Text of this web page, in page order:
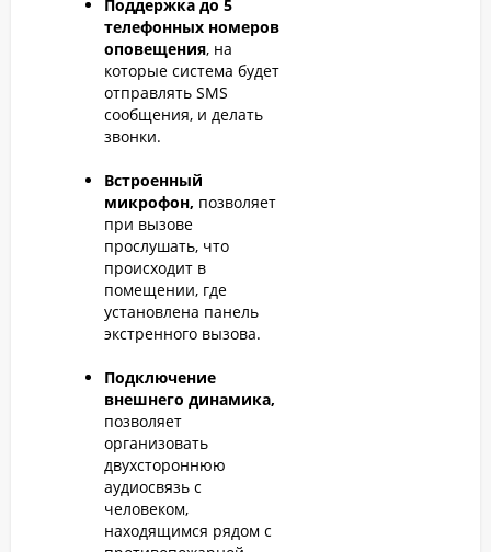
Поддержка до 5
телефонных номеров
оповещения, на
которые система будет
отправлять SMS
сообщения, и делать
звонки.
Встроенный
микрофон, позволяет
при вызове
прослушать, что
происходит в
помещении, где
установлена панель
экстренного вызова.
Подключение
внешнего динамика,
позволяет
организовать
двухстороннюю
аудиосвязь с
человеком,
находящимся рядом с